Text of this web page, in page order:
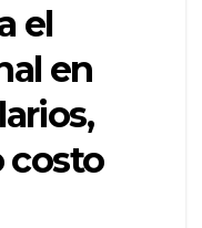
el
en
costo